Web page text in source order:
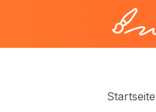
Startseite